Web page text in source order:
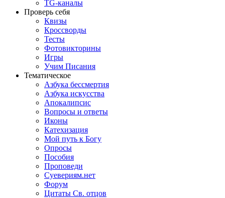
TG-каналы
Проверь себя
Квизы
Кроссворды
Тесты
Фотовикторины
Игры
Учим Писания
Тематическое
Азбука бессмертия
Азбука искусства
Апокалипсис
Вопросы и ответы
Иконы
Катехизация
Мой путь к Богу
Опросы
Пособия
Проповеди
Суевериям.нет
Форум
Цитаты Св. отцов